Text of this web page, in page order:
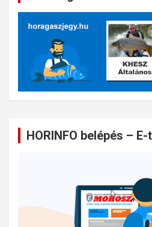
HORINFO belépés –